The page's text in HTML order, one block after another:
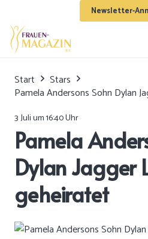
Newsletter-
Start
Stars
Pamela Andersons Sohn Dylan
3 Juli um 16:40 Uhr
Pamela
Dylan Jagger
geheiratet